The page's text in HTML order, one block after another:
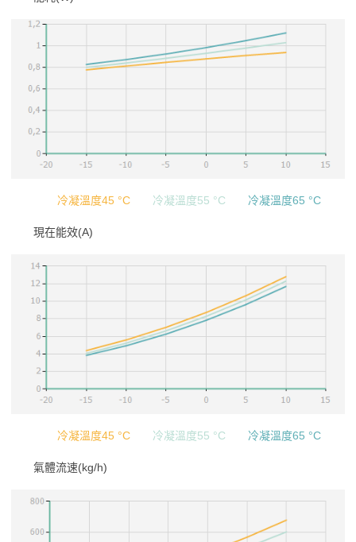
冷凝溫度45 °C 冷凝溫度55 °C 冷凝溫度65 °C
現在能效(A)
冷凝溫度45 °C 冷凝溫度55 °C 冷凝溫度65 °C
氣體流速(kg/h)